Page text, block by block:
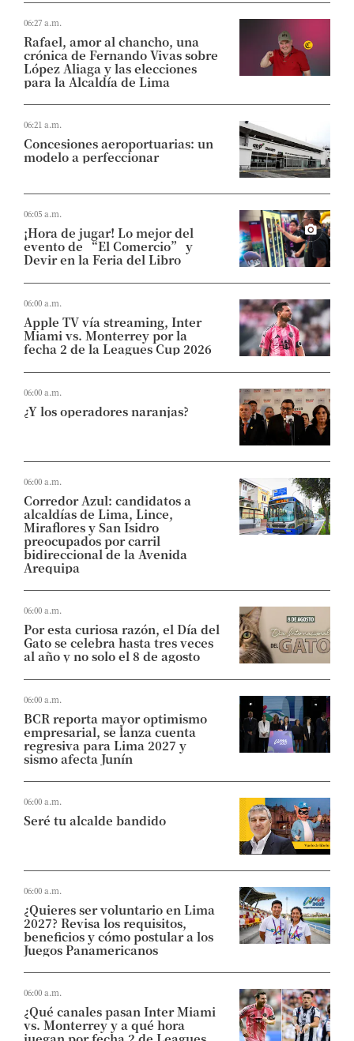
06:27 a.m.
Rafael, amor al chancho, una
crónica de Fernando Vivas sobre
López Aliaga y las elecciones
para la Alcaldía de Lima
06:21 a.m.
Concesiones aeroportuarias: un
modelo a perfeccionar
06:05 a.m.
¡Hora de jugar! Lo mejor del
evento de “El Comercio” y
Devir en la Feria del Libro
06:00 a.m.
Apple TV vía streaming, Inter
Miami vs. Monterrey por la
fecha 2 de la Leagues Cup 2026
06:00 a.m.
¿Y los operadores naranjas?
06:00 a.m.
Corredor Azul: candidatos a
alcaldías de Lima, Lince,
Miraflores y San Isidro
preocupados por carril
bidireccional de la Avenida
Arequipa
06:00 a.m.
Por esta curiosa razón, el Día del
Gato se celebra hasta tres veces
al año y no solo el 8 de agosto
06:00 a.m.
BCR reporta mayor optimismo
empresarial, se lanza cuenta
regresiva para Lima 2027 y
sismo afecta Junín
06:00 a.m.
Seré tu alcalde bandido
06:00 a.m.
¿Quieres ser voluntario en Lima
2027? Revisa los requisitos,
beneficios y cómo postular a los
Juegos Panamericanos
06:00 a.m.
¿Qué canales pasan Inter Miami
vs. Monterrey y a qué hora